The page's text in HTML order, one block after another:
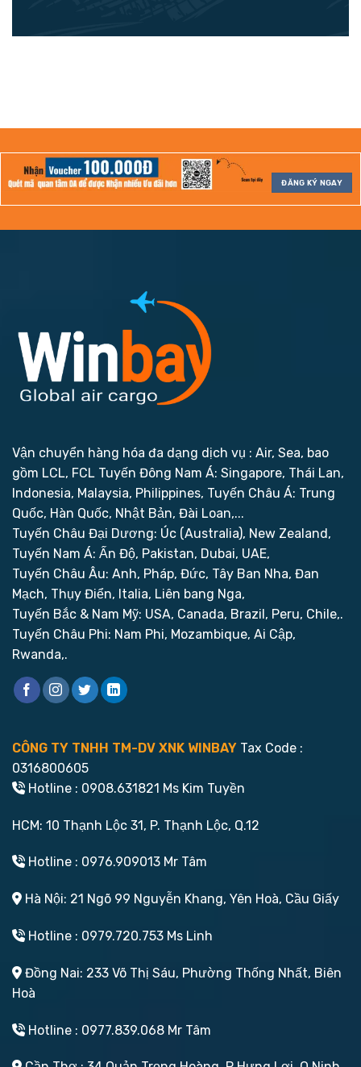
ĐĂNG KÝ NGAY
Vận chuyển hàng hóa đa dạng dịch vụ : Air, Sea, bao
gồm LCL, FCL Tuyến Đông Nam Á: Singapore, Thái Lan,
Indonesia, Malaysia, Philippines, Tuyến Châu Á: Trung
Quốc, Hàn Quốc, Nhật Bản, Đài Loan,...
Tuyến Châu Đại Dương: Úc (Australia), New Zealand,
Tuyến Nam Á: Ấn Độ, Pakistan, Dubai, UAE,
Tuyến Châu Âu: Anh, Pháp, Đức, Tây Ban Nha, Đan
Mạch, Thụy Điển, Italia, Liên bang Nga,
Tuyến Bắc & Nam Mỹ: USA, Canada, Brazil, Peru, Chile,.
Tuyến Châu Phi: Nam Phi, Mozambique, Ai Cập,
Rwanda,.
CÔNG TY TNHH TM-DV XNK WINBAY Tax Code :
0316800605
Hotline : 0908.631821 Ms Kim Tuyền
HCM: 10 Thạnh Lộc 31, P. Thạnh Lộc, Q.12
Hotline : 0976.909013 Mr Tâm
Hà Nội: 21 Ngõ 99 Nguyễn Khang, Yên Hoà, Cầu Giấy
Hotline : 0979.720.753 Ms Linh
Đồng Nai: 233 Võ Thị Sáu, Phường Thống Nhất, Biên
Hoà
Hotline : 0977.839.068 Mr Tâm